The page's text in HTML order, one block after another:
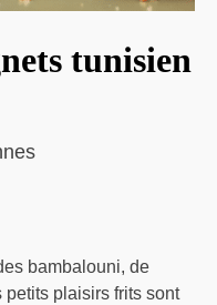
tunisien
bambalouni, de
plaisirs frits sont